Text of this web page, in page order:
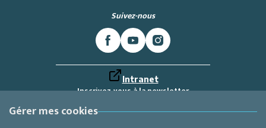
Suivez-nous
Intranet
Inscrivez-vous à la newsletter
Labellemontagne
Gérer mes cookies